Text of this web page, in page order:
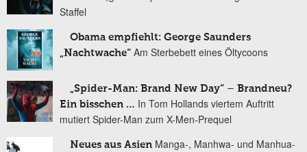
Staffel
Obama empfiehlt: George Saunders
„Nachtwache“ Am Sterbebett eines Öltycoons
„Spider-Man: Brand New Day“ – Brandneu?
Ein bisschen … In Tom Hollands viertem Auftritt
mutiert Spider-Man zum X-Men-Prequel
Neues aus Asien Manga-, Manhwa- und Manhua-